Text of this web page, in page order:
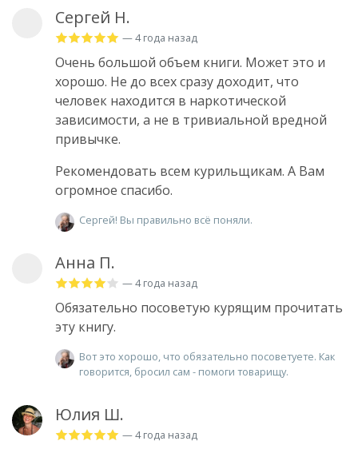
Сергей Н.
— 4 года назад
Очень большой объем книги. Может это и
хорошо. Не до всех сразу доходит, что
человек находится в наркотической
зависимости, а не в тривиальной вредной
привычке.
Рекомендовать всем курильщикам. А Вам
огромное спасибо.
Сергей! Вы правильно всё поняли.
Анна П.
— 4 года назад
Обязательно посоветую курящим прочитать
эту книгу.
Вот это хорошо, что обязательно посоветуете. Как
говорится, бросил сам - помоги товарищу.
Юлия Ш.
— 4 года назад